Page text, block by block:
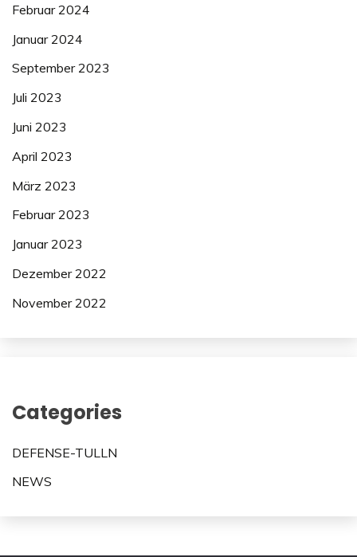
Februar 2024
Januar 2024
September 2023
Juli 2023
Juni 2023
April 2023
März 2023
Februar 2023
Januar 2023
Dezember 2022
November 2022
Categories
DEFENSE-TULLN
NEWS